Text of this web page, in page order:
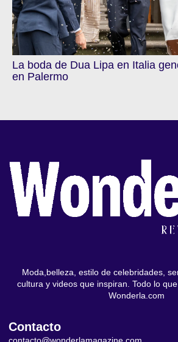
La boda de Dua Lipa en Italia
en Palermo
Moda,belleza, estilo de celebridades,
cultura y videos que inspiran. Todo lo
Wonderla.com
Contacto
contacto@wonderlamagazine.com